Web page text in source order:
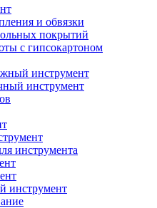
и обвязки
покрытий
с гипсокартоном
инструмент
инструмент
инструмента
инструмент